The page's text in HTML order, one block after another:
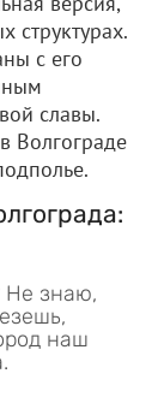
структурах.
с его
славы.
Волгограде
Не знаю,
наш